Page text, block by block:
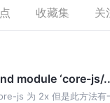
收藏集 关
module ‘core-js/
js 为 2x 但是此方法